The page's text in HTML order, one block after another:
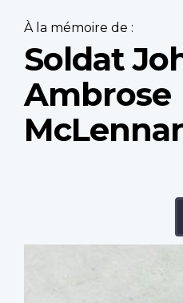
À la mémoire de :
Soldat
Ambrose